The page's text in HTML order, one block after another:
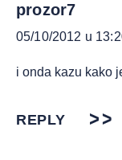
prozor7
05/10/2012 u
i onda kazu kako
REPLY